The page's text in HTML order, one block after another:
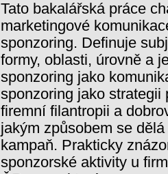
Tato bakalářská práce
marketingové
sponzoring. Definuje
formy, oblasti, úrovně a
sponzoring jako
sponzoring jako strategii
firemní filantropii a
jakým způsobem se
kampaň. Prakticky
sponzorské aktivity u